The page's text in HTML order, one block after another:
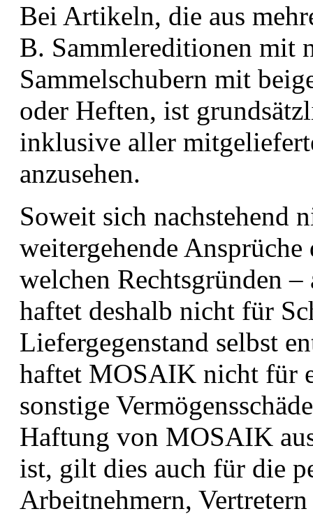
Bei Artikeln, die aus
B. Sammlereditionen mit
Sammelschubern mit
oder Heften, ist
inklusive aller
anzusehen.
Soweit sich nachstehend
weitergehende
welchen Rechtsgründen
haftet deshalb nicht für
Liefergegenstand selbst
haftet MOSAIK nicht für
sonstige
Haftung von MOSAIK
ist, gilt dies auch für die
Arbeitnehmern,